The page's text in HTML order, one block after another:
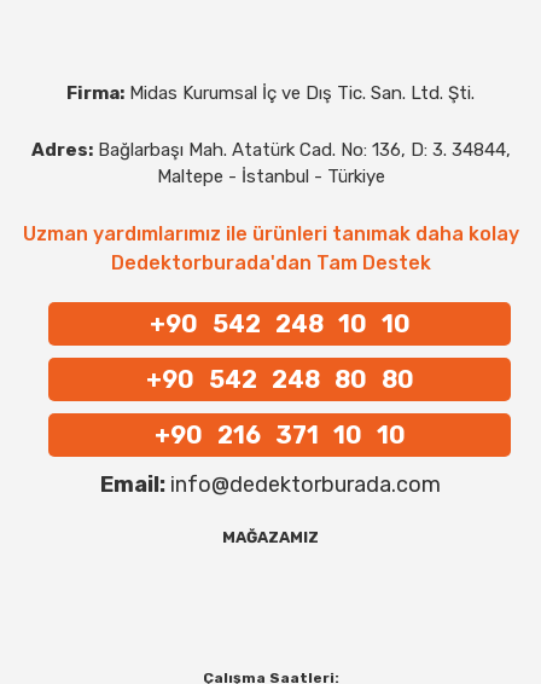
Firma: Midas Kurumsal İç ve Dış Tic. San. Ltd. Şti.
Adres: Bağlarbaşı Mah. Atatürk Cad. No: 136, D: 3. 34844,
Maltepe - İstanbul - Türkiye
Uzman yardımlarımız ile ürünleri tanımak daha kolay
Dedektorburada'dan Tam Destek
+90 542 248 10 10
+90 542 248 80 80
+90 216 371 10 10
Email: info@dedektorburada.com
MAĞAZAMIZ
Çalışma Saatleri: